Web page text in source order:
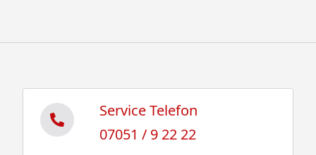
Service Telefon
07051 / 9 22 22